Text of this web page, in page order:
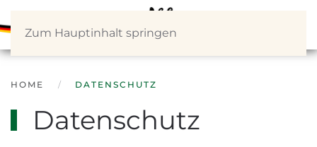
Zum Hauptinhalt springen
HOME DATENSCHUTZ
Datenschutz